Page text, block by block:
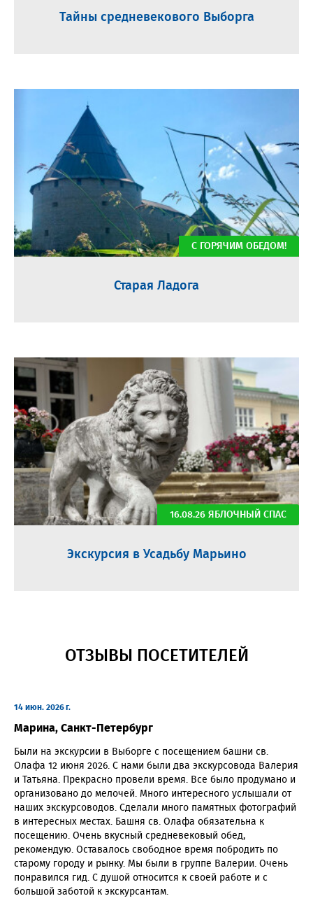
Тайны средневекового Выборга
Старая Ладога
С ГОРЯЧИМ ОБЕДОМ!
Экскурсия в Усадьбу Марьино
16.08.26 ЯБЛОЧНЫЙ СПАС
ОТЗЫВЫ ПОСЕТИТЕЛЕЙ
14 июн. 2026 г.
Марина, Санкт-Петербург
Были на экскурсии в Выборге с посещением башни св.
Олафа 12 июня 2026. С нами были два экскурсовода Валерия
и Татьяна. Прекрасно провели время. Все было продумано и
организовано до мелочей. Много интересного услышали от
наших экскурсоводов. Сделали много памятных фотографий
в интересных местах. Башня св. Олафа обязательна к
посещению. Очень вкусный средневековый обед,
рекомендую. Оставалось свободное время побродить по
старому городу и рынку. Мы были в группе Валерии. Очень
понравился гид. С душой относится к своей работе и с
большой заботой к экскурсантам.